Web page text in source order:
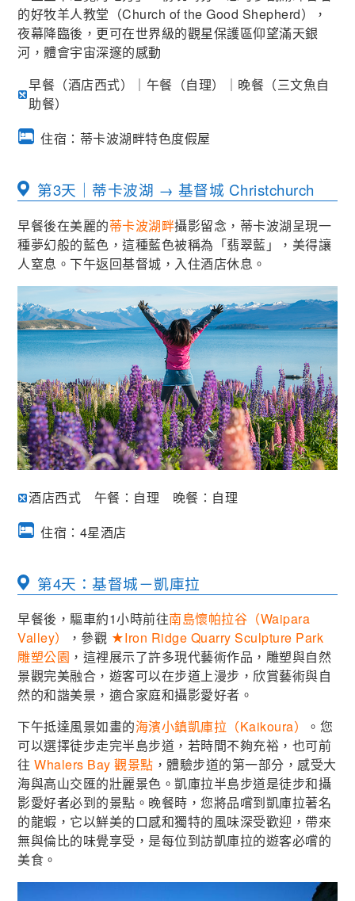
的好牧羊人教堂（Church of the Good Shepherd），
夜幕降臨後，更可在世界級的觀星保護區仰望滿天銀
河，體會宇宙深邃的感動
早餐（酒店西式）｜午餐（自理）｜晚餐（三文魚自
助餐）
住宿：蒂卡波湖畔特色度假屋
第3天｜蒂卡波湖 → 基督城 Christchurch
早餐後在美麗的蒂卡波湖畔攝影留念，蒂卡波湖呈現一
種夢幻般的藍色，這種藍色被稱為「翡翠藍」，美得讓
人窒息。下午返回基督城，入住酒店休息。
酒店西式 午餐：自理 晚餐：自理
住宿：4星酒店
第4天：基督城－凱庫拉
早餐後，驅車約1小時前往南島懷帕拉谷（Waipara
Valley）
，參觀 ★Iron Ridge Quarry Sculpture Park
雕塑公園 ，這裡展示了許多現代藝術作品，雕塑與自然
景觀完美融合，遊客可以在步道上漫步，欣賞藝術與自
然的和諧美景，適合家庭和攝影愛好者。
下午抵達風景如畫的海濱小鎮凱庫拉（Kaikoura）
。您
可以選擇徒步走完半島步道，若時間不夠充裕，也可前
往Whalers Bay 觀景點 ，體驗步道的第一部分，感受大
海與高山交匯的壯麗景色。凱庫拉半島步道是徒步和攝
影愛好者必到的景點。晚餐時，您將品嚐到凱庫拉著名
的龍蝦，它以鮮美的口感和獨特的風味深受歡迎，帶來
無與倫比的味覺享受，是每位到訪凱庫拉的遊客必嚐的
美食。